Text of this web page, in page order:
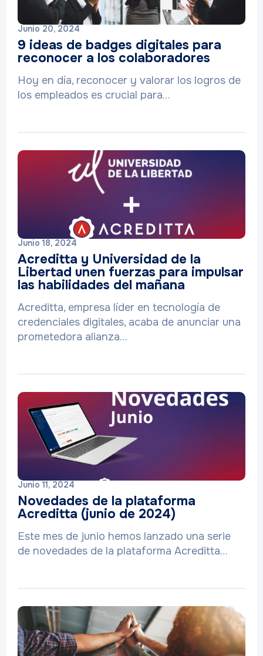
Junio 20, 2024
9 ideas de badges digitales para
reconocer a los colaboradores
Hoy en día, reconocer y valorar los logros de
los empleados es crucial para…
Junio 18, 2024
Acreditta y Universidad de la
Libertad unen fuerzas para impulsar
las habilidades del mañana
Acreditta, empresa líder en tecnología de
credenciales digitales, acaba de anunciar una
prometedora alianza…
Junio 11, 2024
Novedades de la plataforma
Acreditta (junio de 2024)
Este mes de junio hemos lanzado una serie
de novedades de la plataforma Acreditta…